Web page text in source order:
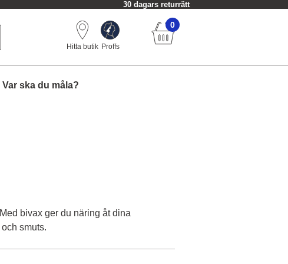
30 dagars returrätt
Hitta butik Proffs
0
Var ska du måla?
bivax ger du näring åt dina
smuts.